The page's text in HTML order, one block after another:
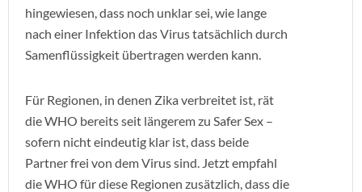
hingewiesen, dass noch unklar sei, wie lange
nach einer Infektion das Virus tatsächlich durch
Samenflüssigkeit übertragen werden kann.
Für Regionen, in denen Zika verbreitet ist, rät
die WHO bereits seit längerem zu Safer Sex –
sofern nicht eindeutig klar ist, dass beide
Partner frei von dem Virus sind. Jetzt empfahl
die WHO für diese Regionen zusätzlich, dass die